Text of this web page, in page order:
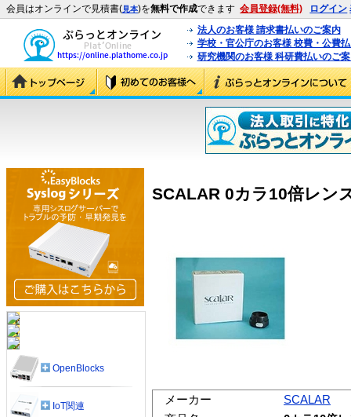
会員はオンラインで見積書(見本)を無料で作成できます 会員登録(無料) ログイン
法人のお客様 請求書払いのご案内
学校・官公庁のお客様 校費・公費
研究機関のお客様 科研費払いのご
SCALAR 0カラ10倍レン
メーカー
SCALAR
OpenBlocks
IoT関連